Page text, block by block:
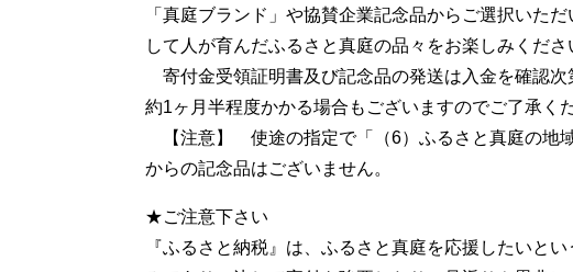
「真庭ブランド」や協賛企業記念品からご選択いた
して人が育んだふるさと真庭の品々をお楽しみくださ
寄付金受領証明書及び記念品の発送は入金を確認
約1ヶ月半程度かかる場合もございますのでご了承くだ
【注意】 使途の指定で「（6）ふるさと真庭の地
からの記念品はございません。
★ご注意下さい
『ふるさと納税』は、ふるさと真庭を応援したいと